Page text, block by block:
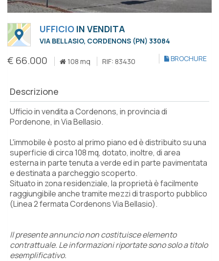
UFFICIO IN VENDITA
VIA BELLASIO, CORDENONS (PN) 33084
€ 66.000 108 mq RIF: 83430 BROCHURE
Descrizione
Ufficio in vendita a Cordenons, in provincia di
Pordenone, in Via Bellasio.
L'immobile è posto al primo piano ed è distribuito su una
superficie di circa 108 mq, dotato, inoltre, di area
esterna in parte tenuta a verde ed in parte pavimentata
e destinata a parcheggio scoperto.
Situato in zona residenziale, la proprietà è facilmente
raggiungibile anche tramite mezzi di trasporto pubblico
(Linea 2 fermata Cordenons Via Bellasio).
Il presente annuncio non costituisce elemento
contrattuale. Le informazioni riportate sono solo a titolo
esemplificativo.